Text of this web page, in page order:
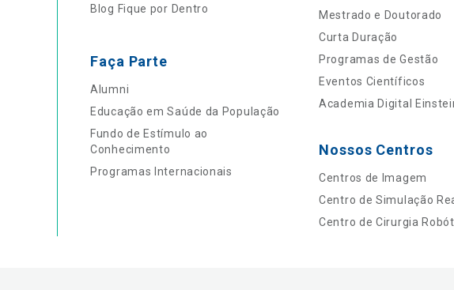
Blog Fique por Dentro
Faça Parte
Alumni
Educação em Saúde da População
Fundo de Estímulo ao
Conhecimento
Programas Internacionais
Mestrado e Doutorado
Curta Duração
Programas de Gestão
Eventos Científicos
Academia Digital
Nossos Centros
Centros de Imagem
Centro de Simulação
Centro de Cirurgia